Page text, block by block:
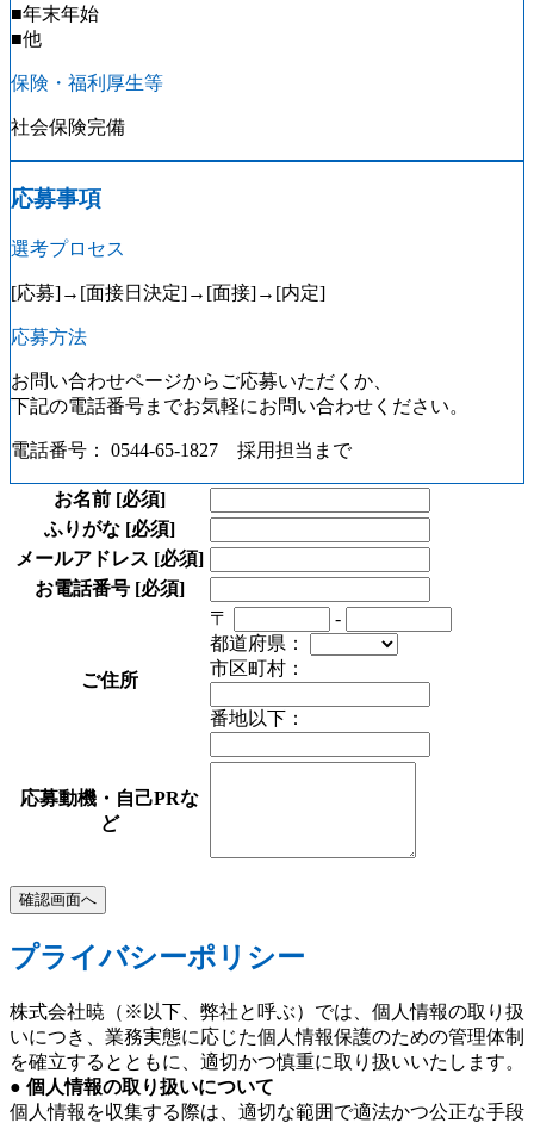
■年末年始
■他
保険・福利厚生等
社会保険完備
応募事項
選考プロセス
[応募]→[面接日決定]→[面接]→[内定]
応募方法
お問い合わせページからご応募いただくか、
下記の電話番号までお気軽にお問い合わせください。
電話番号： 0544-65-1827 採用担当まで
お名前 [必須]
ふりがな [必須]
メールアドレス [必須]
お電話番号 [必須]
ご住所
〒
-
都道府県：
市区町村：
番地以下：
応募動機・自己PRな
ど
プライバシーポリシー
株式会社暁（※以下、弊社と呼ぶ）では、個人情報の取り扱
いにつき、業務実態に応じた個人情報保護のための管理体制
を確立するとともに、適切かつ慎重に取り扱いいたします。
● 個人情報の取り扱いについて
個人情報を収集する際は、適切な範囲で適法かつ公正な手段